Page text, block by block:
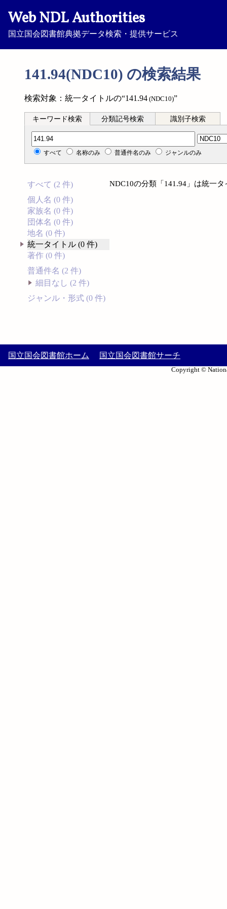
Web NDL Authorities
国立国会図書館典拠データ検索・提供サービス
141.94(NDC10) の検索結果
検索対象：統一タイトルの“141.94 (NDC10)”
キーワード検索 分類記号検索 識別子検索
分類記号検索
すべて 名称のみ 普通件名のみ ジャンルのみ
すべて (2 件)
個人名 (0 件)
家族名 (0 件)
団体名 (0 件)
地名 (0 件)
統一タイトル (0 件)
著作 (0 件)
普通件名 (2 件)
細目なし (2 件)
ジャンル・形式 (0 件)
NDC10の分類「141.94」は統一
国立国会図書館ホーム 国立国会図書館サーチ
Copyright ©